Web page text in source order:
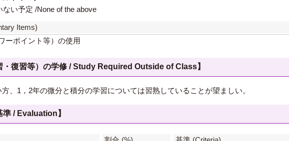
ない予定 /None of the above
Items)
ーポイント等）の使用
・復習等）の学修 / Study Required Outside of Class】
、1，2年の微分と積分の学習については習熟していることが望ましい。
準 / Evaluation】